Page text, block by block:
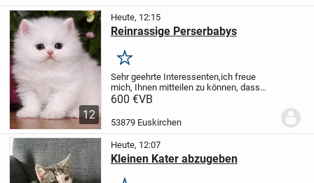
12
Heute, 12:15
Reinrassige Perserbabys
Merken
Sehr geehrte Interessenten,ich freue
mich, Ihnen mitteilen zu können, dass
eine reinrassige Perser Katze zum
03.07.2026geboren und ist nun bereit, ab
600 €VB
53879 Euskirchen
Heute, 12:07
Kleinen Kater abzugeben